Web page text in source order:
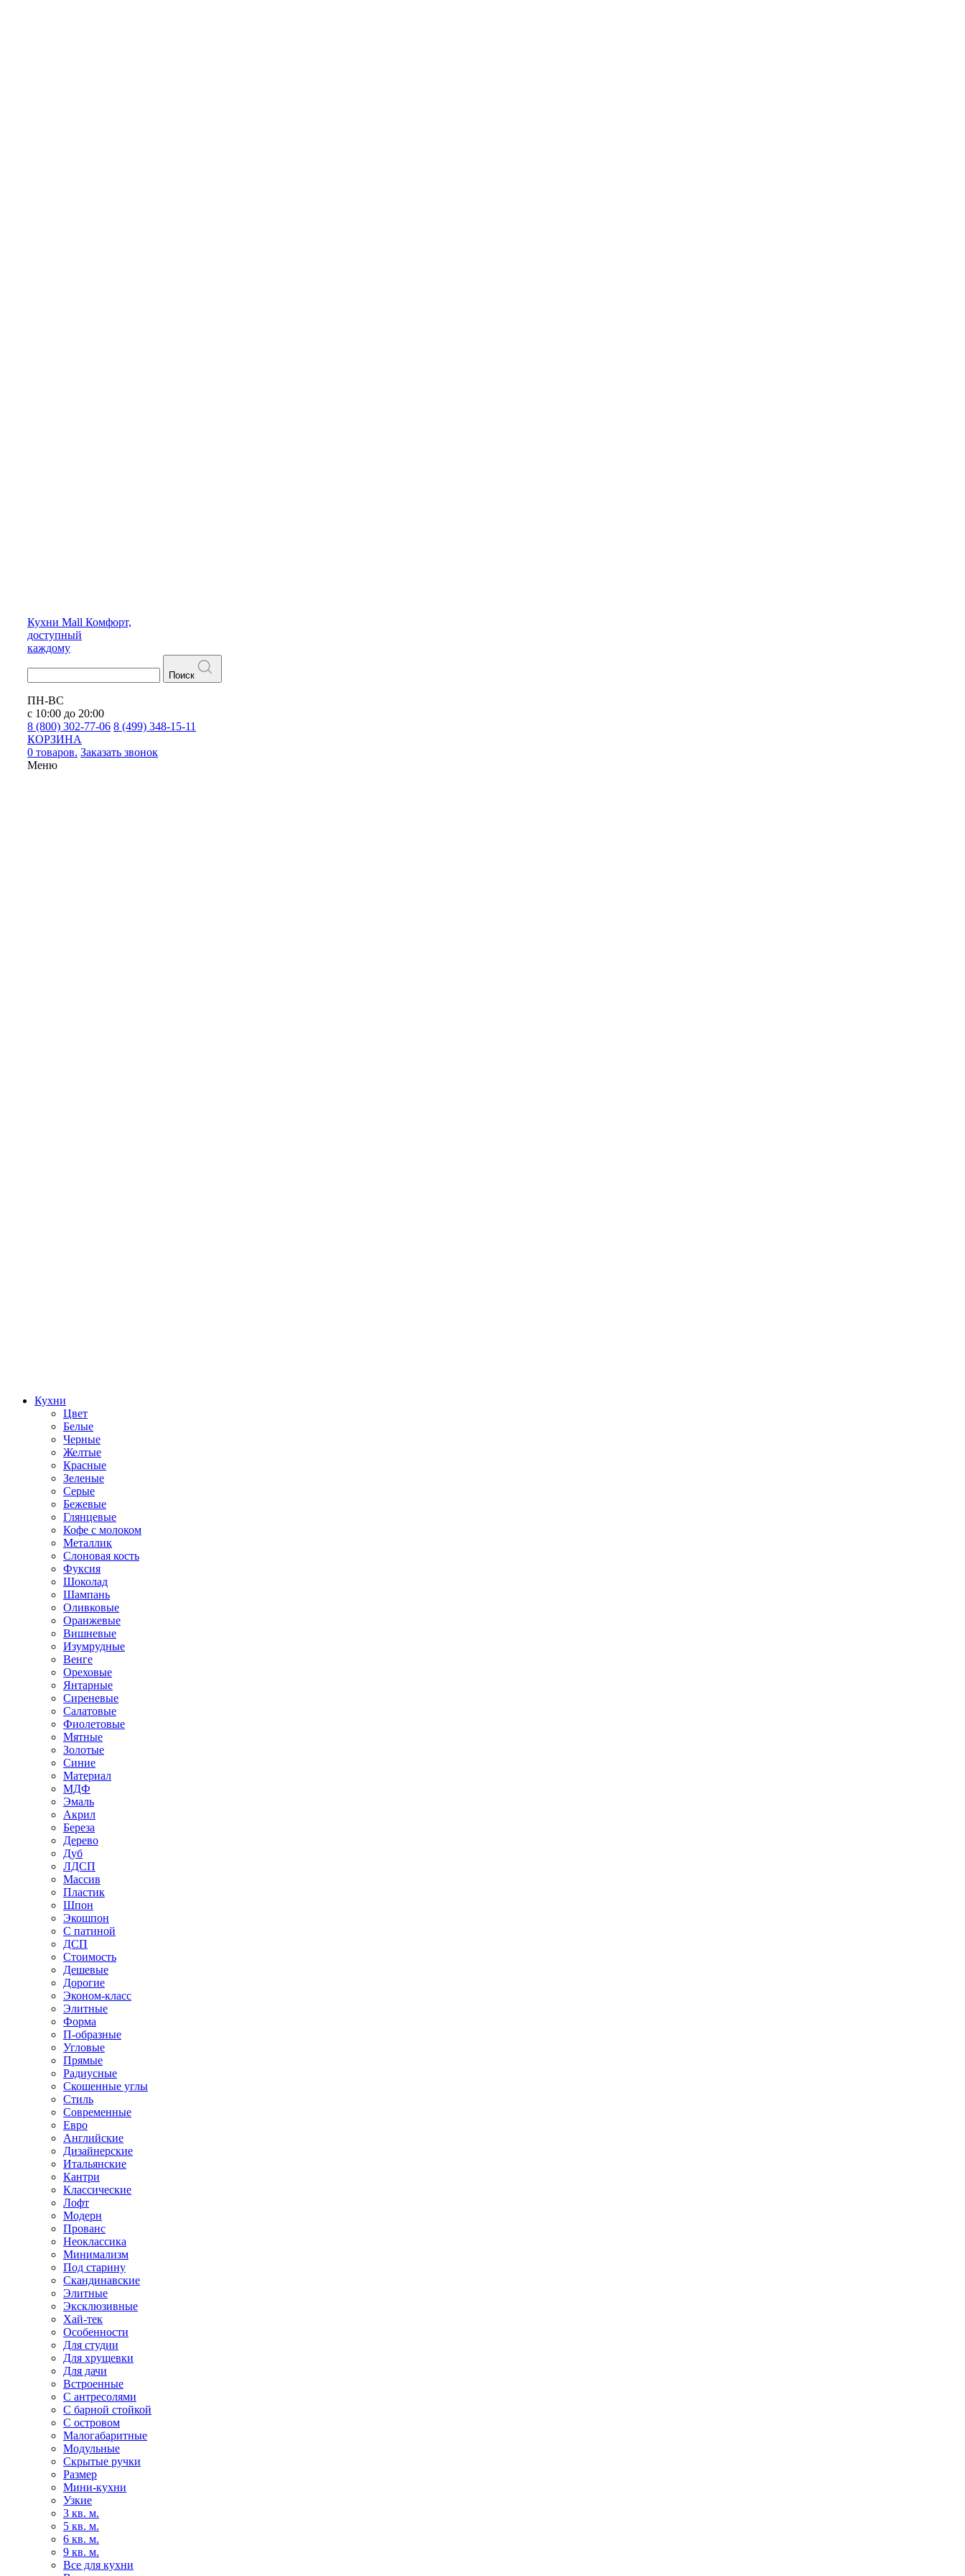
Кухни Mall Комфорт,
доступный
каждому
Поиск
ПН-ВС
с 10:00 до 20:00
8 (800) 302-77-06 8 (499) 348-15-11
КОРЗИНА
0 товаров. Заказать звонок
Меню
Кухни
Цвет
Белые
Черные
Желтые
Красные
Зеленые
Серые
Бежевые
Глянцевые
Кофе с молоком
Металлик
Слоновая кость
Фуксия
Шоколад
Шампань
Оливковые
Оранжевые
Вишневые
Изумрудные
Венге
Ореховые
Янтарные
Сиреневые
Салатовые
Фиолетовые
Мятные
Золотые
Синие
Материал
МДФ
Эмаль
Акрил
Береза
Дерево
Дуб
ЛДСП
Массив
Пластик
Шпон
Экошпон
С патиной
ДСП
Стоимость
Дешевые
Дорогие
Эконом-класс
Элитные
Форма
П-образные
Угловые
Прямые
Радиусные
Скошенные углы
Стиль
Современные
Евро
Английские
Дизайнерские
Итальянские
Кантри
Классические
Лофт
Модерн
Прованс
Неоклассика
Минимализм
Под старину
Скандинавские
Элитные
Эксклюзивные
Хай-тек
Особенности
Для студии
Для хрущевки
Для дачи
Встроенные
С антресолями
С барной стойкой
С островом
Малогабаритные
Модульные
Скрытые ручки
Размер
Мини-кухни
Узкие
3 кв. м.
5 кв. м.
6 кв. м.
9 кв. м.
Все для кухни